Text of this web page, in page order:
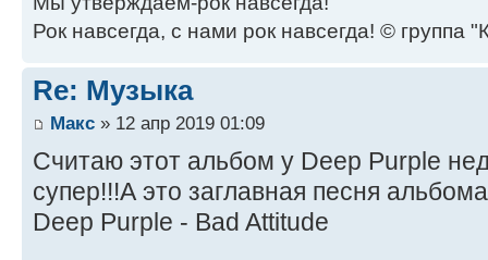
Рок навсегда, с нами рок навсегда! © группа
Re: Музыка
Макс » 12 апр 2019 01:09
Считаю этот альбом у Deep Purple
супер!!!А это заглавная песня
Deep Purple - Bad Attitude